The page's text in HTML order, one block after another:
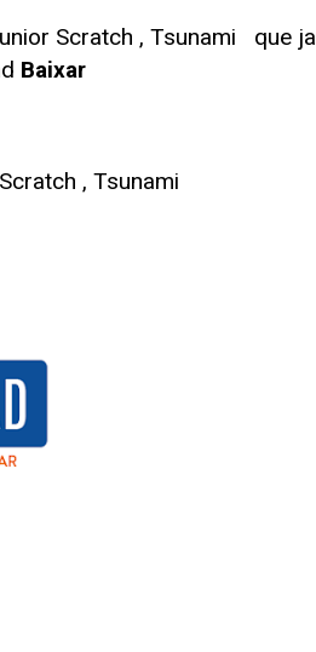
Scratch , Tsunami
que ja
Baixar
, Tsunami